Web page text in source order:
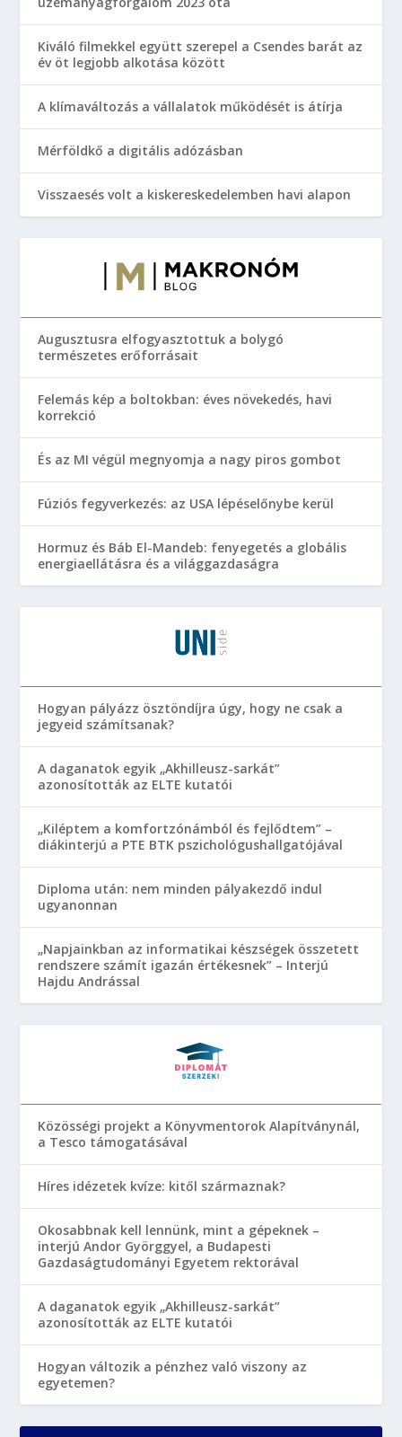
Kiváló filmekkel együtt szerepel a Csendes barát az
év öt legjobb alkotása között
A klímaváltozás a vállalatok működését is átírja
Mérföldkő a digitális adózásban
Visszaesés volt a kiskereskedelemben havi alapon
Augusztusra elfogyasztottuk a bolygó
természetes erőforrásait
Felemás kép a boltokban: éves növekedés, havi
korrekció
És az MI végül megnyomja a nagy piros gombot
Fúziós fegyverkezés: az USA lépéselőnybe kerül
Hormuz és Báb El-Mandeb: fenyegetés a globális
energiaellátásra és a világgazdaságra
Hogyan pályázz ösztöndíjra úgy, hogy ne csak a
jegyeid számítsanak?
A daganatok egyik „Akhilleusz-sarkát”
azonosították az ELTE kutatói
„Kiléptem a komfortzónámból és fejlődtem” –
diákinterjú a PTE BTK pszichológushallgatójával
Diploma után: nem minden pályakezdő indul
ugyanonnan
„Napjainkban az informatikai készségek összetett
rendszere számít igazán értékesnek” – Interjú
Hajdu Andrással
Közösségi projekt a Könyvmentorok Alapítványnál,
a Tesco támogatásával
Híres idézetek kvíze: kitől származnak?
Okosabbnak kell lennünk, mint a gépeknek –
interjú Andor Györggyel, a Budapesti
Gazdaságtudományi Egyetem rektorával
A daganatok egyik „Akhilleusz-sarkát”
azonosították az ELTE kutatói
Hogyan változik a pénzhez való viszony az
egyetemen?